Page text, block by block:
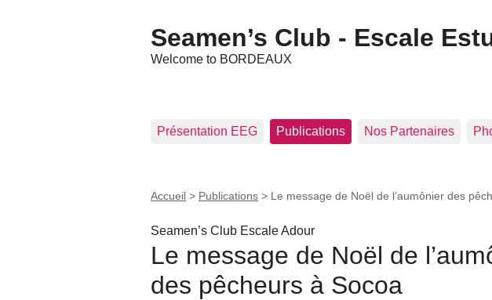
Seamen’s Club - Escale
Welcome to BORDEAUX
Présentation EEG Publications Nos Partenaires
Accueil > Publications > Le message de Noël de l’aumônier des
Seamen’s Club Escale Adour
Le message de Noël de
des pêcheurs à Socoa